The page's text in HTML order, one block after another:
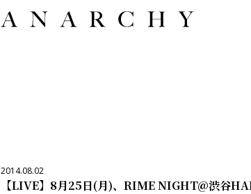
2014.08.02
【LIVE】8月25日(月)、RIME NIGHT@渋谷